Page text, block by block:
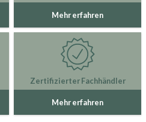
Mehr erfahren
Zertifizierter Fachhändler
Mehr erfahren